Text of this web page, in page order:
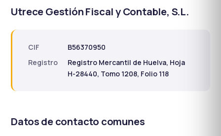
Utrece Gestión Fiscal y Contable, S.L.
CIF
B56370950
Registro
Registro Mercantil de Huelva, Hoja
H-28440, Tomo 1208, Folio 118
Datos de contacto comunes